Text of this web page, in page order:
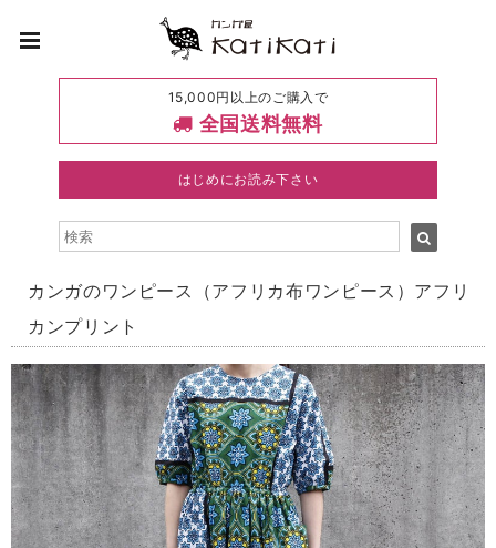
15,000円以上のご購入で
全国送料無料
はじめにお読み下さい
カンガのワンピース（アフリカ布ワンピース）アフリ
カンプリント